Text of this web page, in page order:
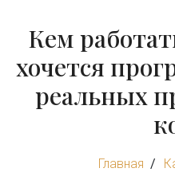
Кем
хочется
реальных
Главная